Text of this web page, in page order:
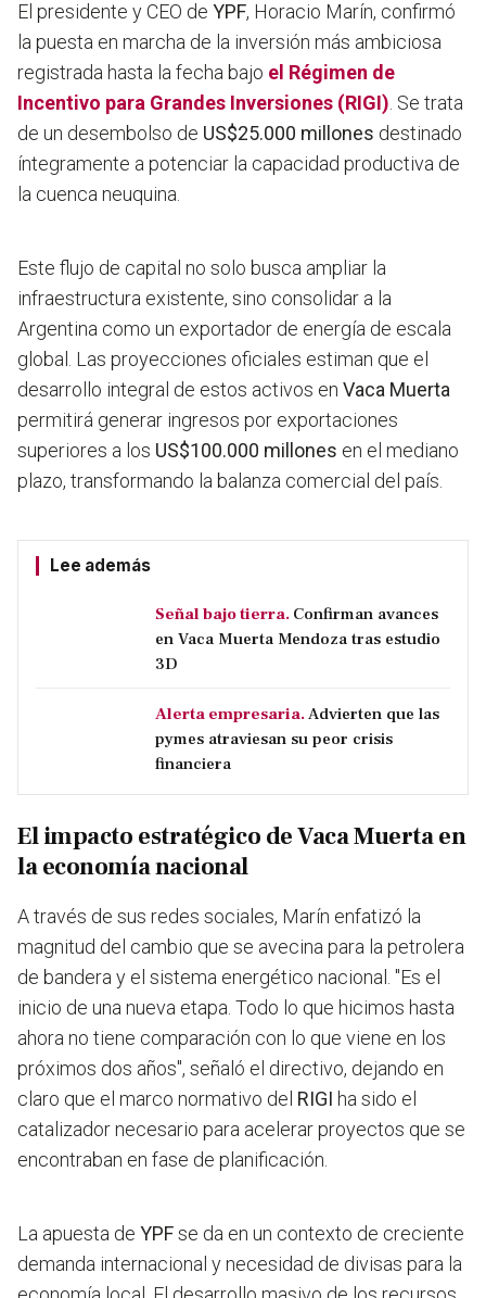
El presidente y CEO de YPF, Horacio Marín, confirmó
la puesta en marcha de la inversión más ambiciosa
registrada hasta la fecha bajo el Régimen de
Incentivo para Grandes Inversiones (RIGI) . Se trata
de un desembolso de US$25.000 millones destinado
íntegramente a potenciar la capacidad productiva de
la cuenca neuquina.
Este flujo de capital no solo busca ampliar la
infraestructura existente, sino consolidar a la
Argentina como un exportador de energía de escala
global. Las proyecciones oficiales estiman que el
desarrollo integral de estos activos en Vaca Muerta
permitirá generar ingresos por exportaciones
superiores a los US$100.000 millones en el mediano
plazo, transformando la balanza comercial del país.
Lee además
Señal bajo tierra. Confirman avances
en Vaca Muerta Mendoza tras estudio
3D
Alerta empresaria.Advierten que las
pymes atraviesan su peor crisis
financiera
El impacto estratégico de Vaca Muerta en
la economía nacional
A través de sus redes sociales, Marín enfatizó la
magnitud del cambio que se avecina para la petrolera
de bandera y el sistema energético nacional. "Es el
inicio de una nueva etapa. Todo lo que hicimos hasta
ahora no tiene comparación con lo que viene en los
próximos dos años", señaló el directivo, dejando en
claro que el marco normativo del RIGI ha sido el
catalizador necesario para acelerar proyectos que se
encontraban en fase de planificación.
La apuesta de YPFse da en un contexto de creciente
demanda internacional y necesidad de divisas para la